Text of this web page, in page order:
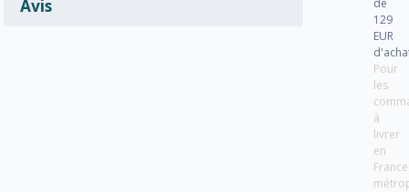
Avis
129
EUR
Pour
les
à
livrer
en
France